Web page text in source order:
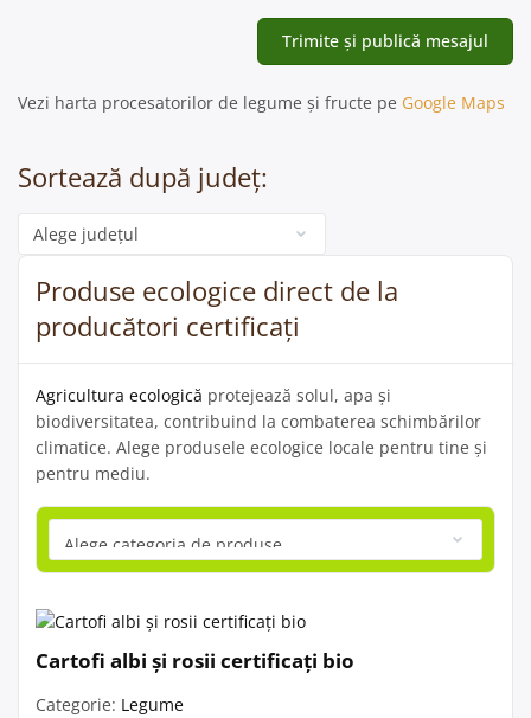
Vezi harta procesatorilor de legume și fructe pe Google Maps
Sortează după județ:
Categorie
Produse ecologice direct de la
producători certificați
Agricultura ecologică protejează solul, apa și
biodiversitatea, contribuind la combaterea schimbărilor
climatice. Alege produsele ecologice locale pentru tine și
pentru mediu.
Cartofi albi și rosii certificați bio
Categorie: Legume